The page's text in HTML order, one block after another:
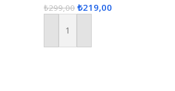
Hurcu
₺299,00 ₺219,00
Sepete Ekle